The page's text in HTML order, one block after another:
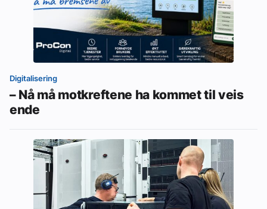
Digitalisering
– Nå må motkreftene ha kommet til veis
ende